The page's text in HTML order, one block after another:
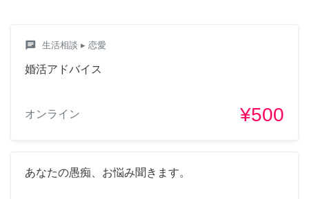
chat 生活相談 ▸ 恋愛
婚活アドバイス
オンライン ¥500
あなたの愚痴、お悩み聞きます。